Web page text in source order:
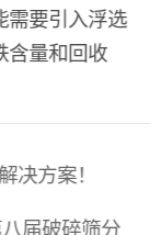
需要引入浮选
含量和回收
决方案！
届破碎筛分